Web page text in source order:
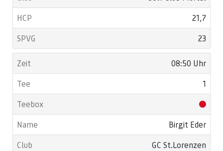
21,7
23
08:50 Uhr
1
Birgit Eder
GC St.Lorenzen